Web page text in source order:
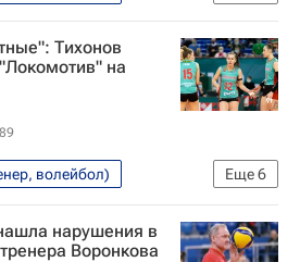
Гамова
(Калининград)
Тихонов
на
Еще6
волейбол)
волейбола (ВФВ)
нарушения в
Воронкова